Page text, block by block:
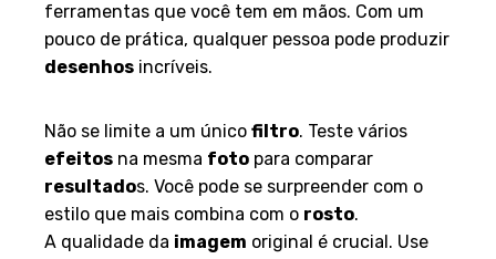
ferramentas que você tem em mãos. Com um
pouco de prática, qualquer pessoa pode produzir
desenhos incríveis.
Não se limite a um único filtro. Teste vários
efeitos na mesma foto para comparar
resultados. Você pode se surpreender com o
estilo que mais combina com o rosto.
A qualidade da imagem original é crucial. Use